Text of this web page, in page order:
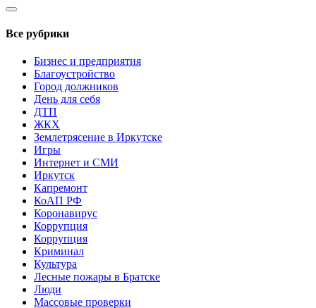
Все рубрики
Бизнес и предприятия
Благоустройство
Город должников
День для себя
ДТП
ЖКХ
Землетрясение в Иркутске
Игры
Интернет и СМИ
Иркутск
Капремонт
КоАП РФ
Коронавирус
Коррупция
Коррупция
Криминал
Культура
Лесные пожары в Братске
Люди
Массовые проверки